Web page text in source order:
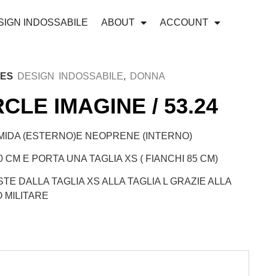
INDOSSABILE ABOUT ACCOUNT
DESIGN INDOSSABILE, DONNA
IMAGINE / 53.24
(ESTERNO)E NEOPRENE (INTERNO)
CM E PORTA UNA TAGLIA XS ( FIANCHI 85 CM)
DALLA TAGLIA XS ALLA TAGLIA L GRAZIE ALLA
MILITARE